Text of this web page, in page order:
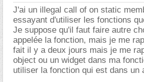
J'ai un illegal call of on static
essayant d'utiliser les fonctions
Je suppose qu'il faut faire autre
appelée la fonction, mais je me
fait il y a deux jours mais je me
object ou un widget dans ma
utiliser la fonction qui est dans un